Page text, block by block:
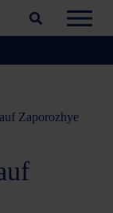
Suchfeld öffnen
Zaporozhye